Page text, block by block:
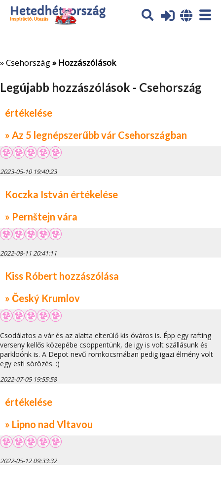
Az oldal sütiket (cookies) használ. További tájékoztatás itt:
Adatvédelmi tájékoztató
»Csehország» Hozzászólások
Legújabb hozzászólások - Csehország
értékelése
» Az 5 legnépszerűbb vár Csehországban
2023-05-10 19:40:23
Koczka István értékelése
» Pernštejn vára
2022-08-11 20:41:11
Kiss Róbert hozzászólása
» Český Krumlov
Csodálatos a vár és az alatta elterülő kis óváros is. Épp egy rafting
verseny kellős közepébe csöppentünk, de igy is volt szállásunk és
parkloónk is. A Depot nevű romkocsmában pedig igazi élmény volt
egy esti sörözés. :)
2022-07-05 19:55:58
értékelése
» Lipno nad Vltavou
2022-05-12 09:33:32